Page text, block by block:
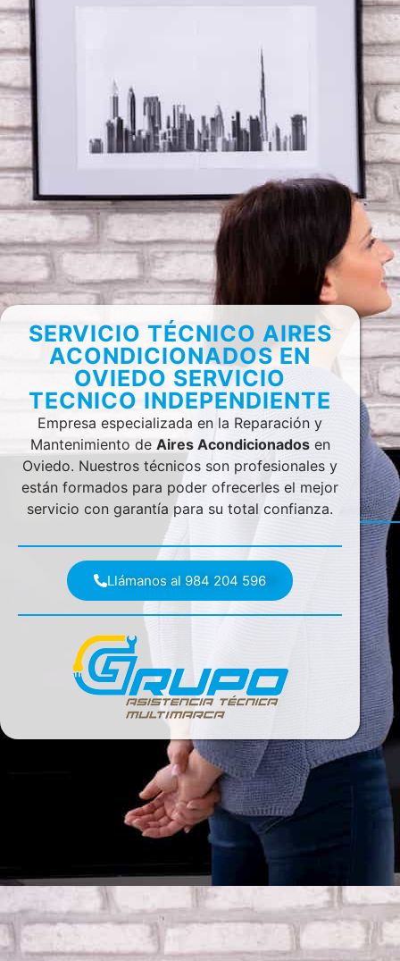
SERVICIO TÉCNICO AIRES
ACONDICIONADOS EN
OVIEDO SERVICIO
TECNICO INDEPENDIENTE
Empresa especializada en la Reparación y
Mantenimiento de Aires Acondicionadosen
Oviedo. Nuestros técnicos son profesionales y
están formados para poder ofrecerles el mejor
servicio con garantía para su total confianza.
Llámanos al 984 204 596